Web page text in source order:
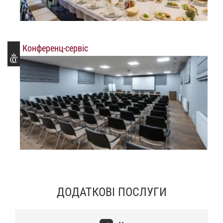
Конференц-сервіс
ДОДАТКОВІ ПОСЛУГИ